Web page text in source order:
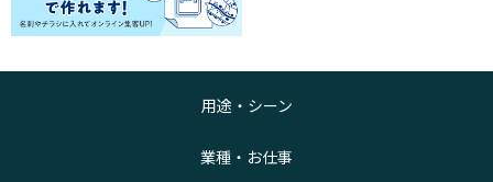
用途・シーン
業種・お仕事